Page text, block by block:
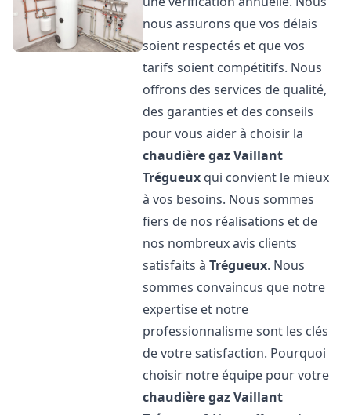
nous assurons que vos délais
soient respectés et que vos
tarifs soient compétitifs. Nous
offrons des services de qualité,
des garanties et des conseils
pour vous aider à choisir la
chaudière gaz Vaillant
Trégueux qui convient le mieux
à vos besoins. Nous sommes
fiers de nos réalisations et de
nos nombreux avis clients
satisfaits àTrégueux. Nous
sommes convaincus que notre
expertise et notre
professionnalisme sont les clés
de votre satisfaction. Pourquoi
choisir notre équipe pour votre
chaudière gaz Vaillant